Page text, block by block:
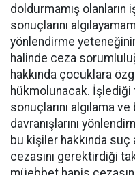
doldurmamış
sonuçlarını
yönlendirme
halinde ceza
hakkında çocuklara
hükmolunacak.
sonuçlarını algılama
davranışlarını
bu kişiler hakkında suç
cezasını gerektirdiği